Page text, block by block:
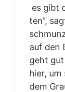
es gibt
ten“,
auf den
geht
hier, um
dem